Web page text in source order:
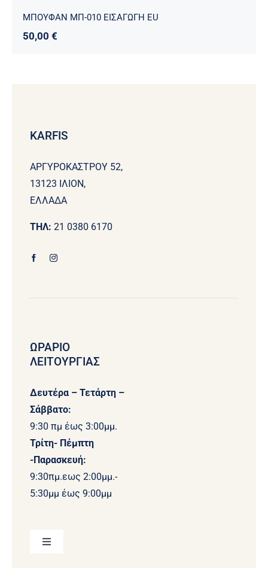
ΜΠΟΥΦΑΝ ΜΠ-010 ΕΙΣΑΓΩΓΗ EU
50,00 €
KARFIS
ΑΡΓΥΡΟΚΑΣΤΡΟΥ 52,
13123 ΙΛΙΟΝ,
ΕΛΛΑΔΑ
ΤΗΛ: 21 0380 6170
ΩΡΑΡΙΟ
ΛΕΙΤΟΥΡΓΙΑΣ
Δευτέρα – Τετάρτη –
Σάββατο:
9:30 πμ έως 3:00μμ.
Τρίτη- Πέμπτη
-Παρασκευή:
9:30πμ.εως 2:00μμ.-
5:30μμ έως 9:00μμ
Toggle